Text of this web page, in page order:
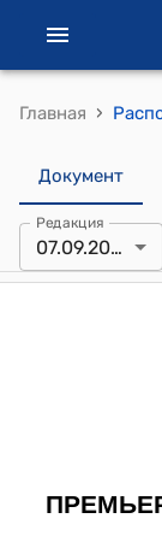
Главная ›
Документ
Редакция
07.09.2012